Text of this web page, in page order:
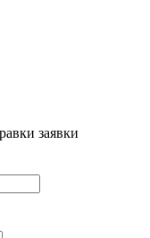
заявки